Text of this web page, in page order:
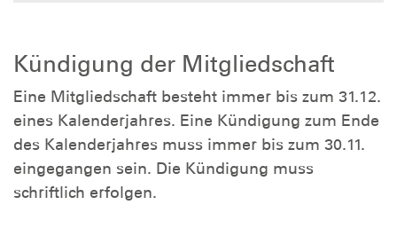
Kündigung der Mitgliedschaft
Eine Mitgliedschaft besteht immer bis zum 31.12.
eines Kalenderjahres. Eine Kündigung zum Ende
des Kalenderjahres muss immer bis zum 30.11.
eingegangen sein. Die Kündigung muss
schriftlich erfolgen.